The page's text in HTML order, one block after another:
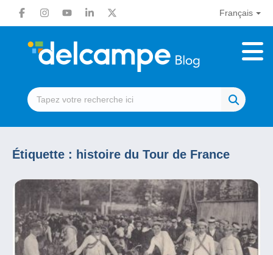
Français
Étiquette : histoire du Tour de France